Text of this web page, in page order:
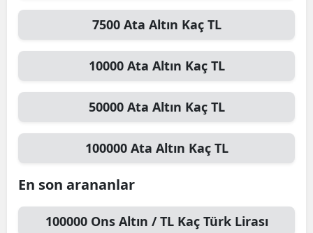
7500 Ata Altın Kaç TL
10000 Ata Altın Kaç TL
50000 Ata Altın Kaç TL
100000 Ata Altın Kaç TL
En son arananlar
100000 Ons Altın / TLKaç Türk Lirası